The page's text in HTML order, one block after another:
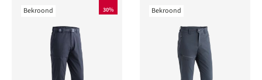
30%
Bekroond Bekroond